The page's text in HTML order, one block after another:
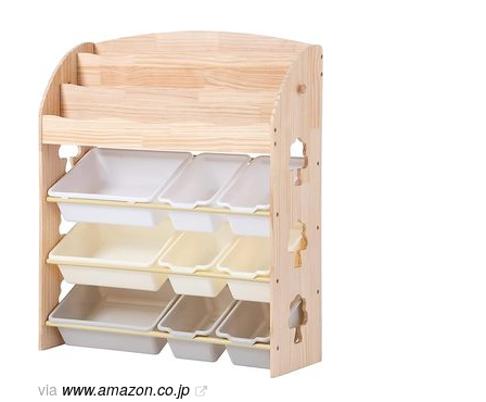
via www.amazon.co.jp